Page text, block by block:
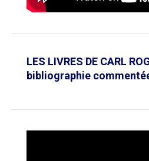
LES LIVRES DE CARL
bibliographie